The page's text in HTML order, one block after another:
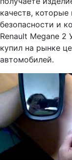
качеств,
безопасности и
Renault Megane 2
купил на рынке
автомобилей.